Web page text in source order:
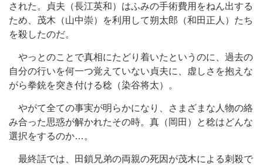
された。貞夫（長江英和）はふみの手術費用をねん出する
ため、茂木（山中崇）を利用して朔太郎（和田正人）たち
を殺したのだ。
やっとのことで真相にたどり着いたというのに、過去の
自分の行いを何一つ覚えていない貞夫に、虚しさを抱えな
がら拳銃を突き付ける稔（染谷将太）。
やがて全ての事実が明らかになり、さまざまな人物の絡
み合った思惑が解かれたその時。真（岡田）と稔はどんな
選択をするのか…。
最終話では、田鎖兄弟の両親の死因が茂木による刺殺で